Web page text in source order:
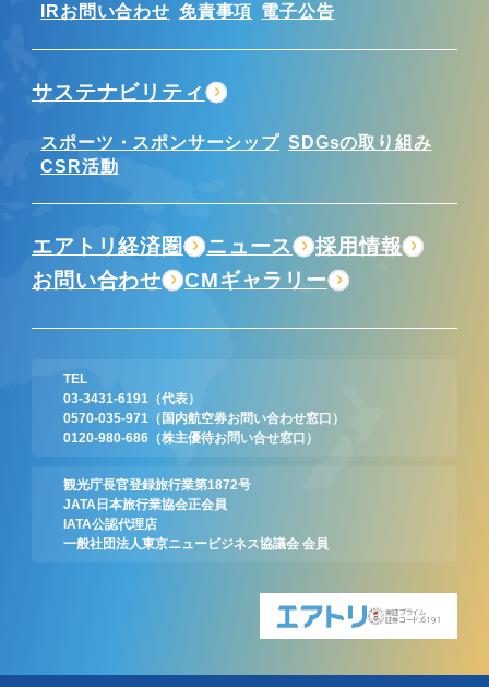
TEL
03-3431-6191
（代表）
0570-035-971
（国内航空券お問い合わせ窓口）
0120-980-686 （株主優待お問い合せ窓口）
観光庁長官登録旅行業第1872号
JATA日本旅行業協会正会員
IATA公認代理店
一般社団法人東京ニュービジネス協議会 会員
東証プライム
証券コード:6191
IRお問い合わせ 免責事項 電子公告
サステナビリティ
スポーツ・スポンサーシップ SDGsの取り組み
CSR活動
エアトリ経済圏 ニュース
採用情報
お問い合わせ
CMギャラリー